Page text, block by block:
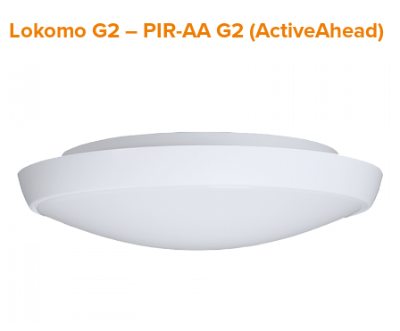
Lokomo G2 – PIR-AA G2 (ActiveAhead)